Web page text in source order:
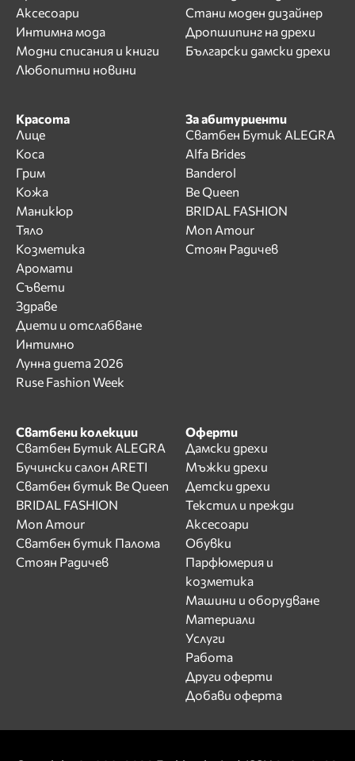
Аксесоари
Интимна мода
Модни списания и книги
Любопитни новини
Стани моден дизайнер
Дропшипинг на дрехи
Български дамски дрехи
Красота
Лице
Коса
Грим
Кожа
Маникюр
Тяло
Козметика
Аромати
Съвети
Здраве
Диети и отслабване
Интимно
Лунна диета 2026
Ruse Fashion Week
За абитуриенти
Сватбен Бутик ALEGRA
Alfa Brides
Banderol
Be Queen
BRIDAL FASHION
Mon Amour
Стоян Радичев
Сватбени колекции
Сватбен Бутик ALEGRA
Бучински салон ARETI
Сватбен бутик Be Queen
BRIDAL FASHION
Mon Amour
Сватбен бутик Палома
Стоян Радичев
Оферти
Дамски дрехи
Мъжки дрехи
Детски дрехи
Текстил и прежди
Аксесоари
Обувки
Парфюмерия и
козметика
Машини и оборудване
Материали
Услуги
Работа
Други оферти
Добави оферта